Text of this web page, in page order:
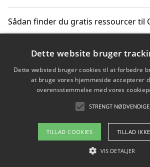
Sådan finder du gratis ressourcer til
Hvordan gadgets til hjemmet kan
Copyright 2026 - Pilanto
Om / kontakt
Blog
Dette website bruger
Dette websted bruger cookies til at forbedre
at bruge vores hjemmeside accepterer
overensstemmelse med vores
STRENGT NØDVENDIGE
TILLAD COOKIES TILLAD
VIS DETALJER